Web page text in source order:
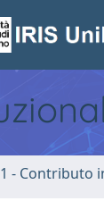
- Contributo